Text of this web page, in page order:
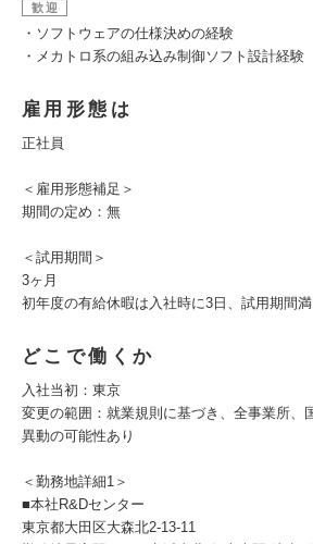
歓迎
・ソフトウェアの仕様決めの経験
・メカトロ系の組み込み制御ソフト設計経験
雇用形態は
正社員
＜雇用形態補足＞
期間の定め：無
＜試用期間＞
3ヶ月
初年度の有給休暇は入社時に3日、試用期間満
どこで働くか
入社当初：東京
変更の範囲：就業規則に基づき、全事業所、
異動の可能性あり
＜勤務地詳細1＞
■本社R&Dセンター
東京都大田区大森北2-13-11